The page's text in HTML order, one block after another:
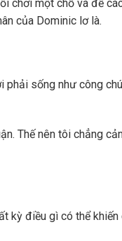
chơi một chỗ và để
của Dominic lơ là.
phải sống như công
Thế nên tôi chẳng
kỳ điều gì có thể khiến